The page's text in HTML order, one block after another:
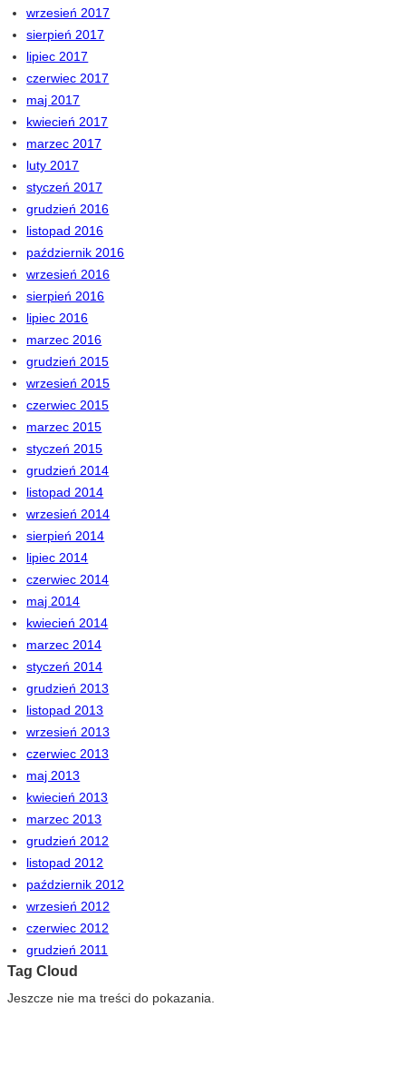
wrzesień 2017
sierpień 2017
lipiec 2017
czerwiec 2017
maj 2017
kwiecień 2017
marzec 2017
luty 2017
styczeń 2017
grudzień 2016
listopad 2016
październik 2016
wrzesień 2016
sierpień 2016
lipiec 2016
marzec 2016
grudzień 2015
wrzesień 2015
czerwiec 2015
marzec 2015
styczeń 2015
grudzień 2014
listopad 2014
wrzesień 2014
sierpień 2014
lipiec 2014
czerwiec 2014
maj 2014
kwiecień 2014
marzec 2014
styczeń 2014
grudzień 2013
listopad 2013
wrzesień 2013
czerwiec 2013
maj 2013
kwiecień 2013
marzec 2013
grudzień 2012
listopad 2012
październik 2012
wrzesień 2012
czerwiec 2012
grudzień 2011
Tag Cloud
Jeszcze nie ma treści do pokazania.